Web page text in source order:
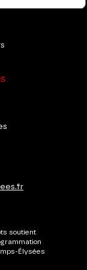
soutient
Élysées